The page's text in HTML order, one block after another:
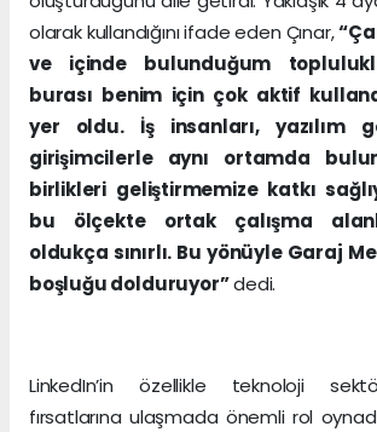
olarak kullandığını ifade eden Çınar,
ve içinde bulunduğum
burası benim için çok aktif
yer oldu. İş insanları, yazılım
girişimcilerle aynı ortamda
birlikleri geliştirmemize katkı
bu ölçekte ortak çalışma
oldukça sınırlı. Bu yönüyle Garaj
boşluğu dolduruyor”dedi.
LinkedIn’in özellikle teknoloji
fırsatlarına ulaşmada önemli rol